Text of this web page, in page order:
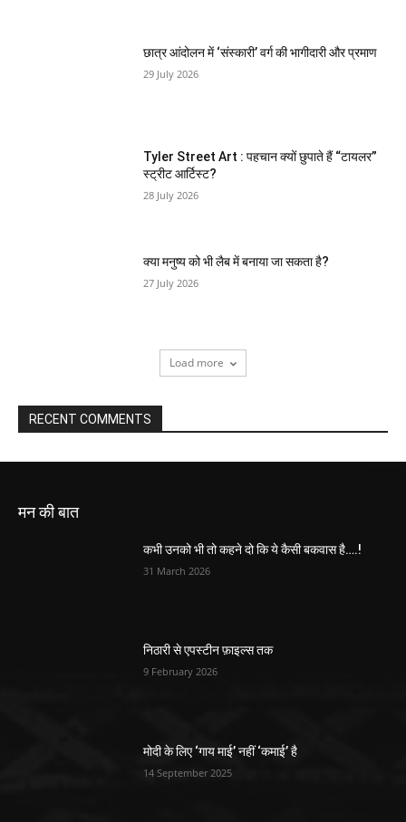
छात्र आंदोलन में ‘संस्कारी’ वर्ग की भागीदारी और प्रमाण
29 July 2026
Tyler Street Art : पहचान क्यों छुपाते हैं “टायलर”
स्ट्रीट आर्टिस्ट?
28 July 2026
क्या मनुष्य को भी लैब में बनाया जा सकता है?
27 July 2026
Load more
RECENT COMMENTS
मन की बात
कभी उनको भी तो कहने दो कि ये कैसी बकवास है….!
31 March 2026
निठारी से एपस्टीन फ़ाइल्स तक
9 February 2026
मोदी के लिए ‘गाय माई’ नहीं ‘कमाई’ है
14 September 2025